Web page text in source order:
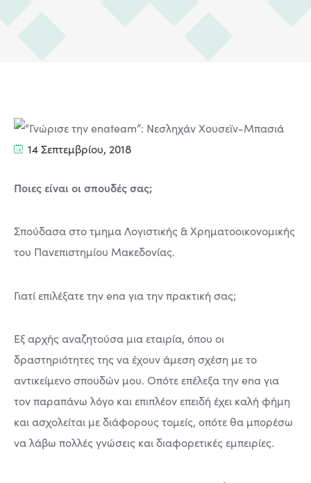
14 Σεπτεμβρίου, 2018
Ποιες είναι οι σπουδές σας;
Σπούδασα στο τμημα Λογιστικής & Χρηματοοικονομικής
του Πανεπιστημίου Μακεδονίας.
Γιατί επιλέξατε την ena για την πρακτική σας;
Εξ αρχής αναζητούσα μια εταιρία, όπου οι
δραστηριότητες της να έχουν άμεση σχέση με το
αντικείμενο σπουδών μου. Οπότε επέλεξα την ena για
τον παραπάνω λόγο και επιπλέον επειδή έχει καλή φήμη
και ασχολείται με διάφορους τομείς, οπότε θα μπορέσω
να λάβω πολλές γνώσεις και διαφορετικές εμπειρίες.